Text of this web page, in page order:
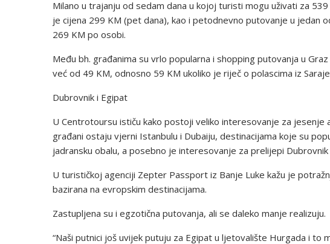
Milano u trajanju od sedam dana u kojoj turisti mogu uživati za
je cijena 299 KM (pet dana), kao i petodnevno putovanje u jedan
269 KM po osobi.
Među bh. građanima su vrlo popularna i shopping putovanja u
već od 49 KM, odnosno 59 KM ukoliko je riječ o polascima iz
Dubrovnik i Egipat
U Centrotoursu ističu kako postoji veliko interesovanje za jesenje
građani ostaju vjerni Istanbulu i Dubaiju, destinacijama koje su
jadransku obalu, a posebno je interesovanje za prelijepi
U turističkoj agenciji Zepter Passport iz Banje Luke kažu je
bazirana na evropskim destinacijama.
Zastupljena su i egzotična putovanja, ali se daleko manje realizuju.
“Naši putnici još uvijek putuju za Egipat u ljetovalište Hurgada i to